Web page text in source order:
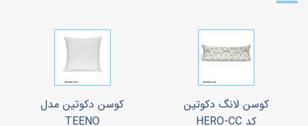
کوسن لانگ دکوتین
کد HERO-CC
کوسن دکوتین مدل
TEENO